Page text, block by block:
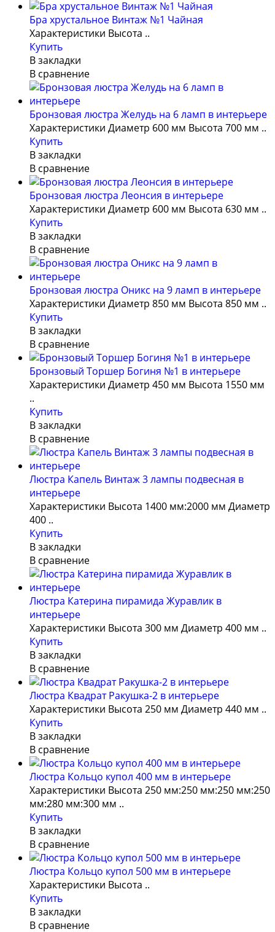
Бра хрустальное Винтаж №1 Чайная
Характеристики Высота ..
Купить
В закладки
В сравнение
Бронзовая люстра Желудь на 6 ламп в интерьере
Характеристики Диаметр 600 мм Высота 700 мм ..
Купить
В закладки
В сравнение
Бронзовая люстра Леонсия в интерьере
Характеристики Диаметр 600 мм Высота 630 мм ..
Купить
В закладки
В сравнение
Бронзовая люстра Оникс на 9 ламп в интерьере
Характеристики Диаметр 850 мм Высота 850 мм ..
Купить
В закладки
В сравнение
Бронзовый Торшер Богиня №1 в интерьере
Характеристики Диаметр 450 мм Высота 1550 мм
..
Купить
В закладки
В сравнение
Люстра Капель Винтаж 3 лампы подвесная в
интерьере
Характеристики Высота 1400 мм:2000 мм Диаметр
400 ..
Купить
В закладки
В сравнение
Люстра Катерина пирамида Журавлик в
интерьере
Характеристики Высота 300 мм Диаметр 400 мм ..
Купить
В закладки
В сравнение
Люстра Квадрат Ракушка-2 в интерьере
Характеристики Высота 250 мм Диаметр 440 мм ..
Купить
В закладки
В сравнение
Люстра Кольцо купол 400 мм в интерьере
Характеристики Высота 250 мм:250 мм:250 мм:250
мм:280 мм:300 мм ..
Купить
В закладки
В сравнение
Люстра Кольцо купол 500 мм в интерьере
Характеристики Высота ..
Купить
В закладки
В сравнение